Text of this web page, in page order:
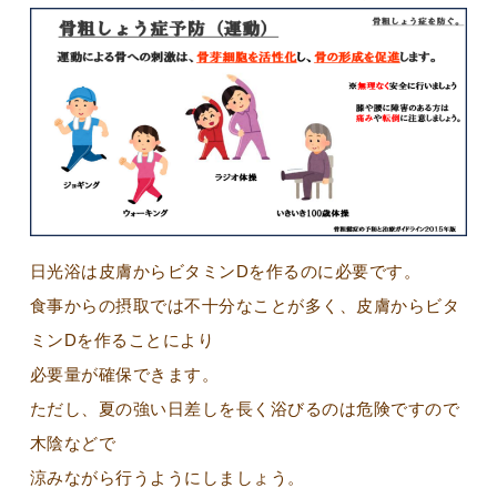
日光浴は皮膚からビタミンDを作るのに必要です。
食事からの摂取では不十分なことが多く、皮膚からビタ
ミンDを作ることにより
必要量が確保できます。
ただし、夏の強い日差しを長く浴びるのは危険ですので
木陰などで
涼みながら行うようにしましょう。